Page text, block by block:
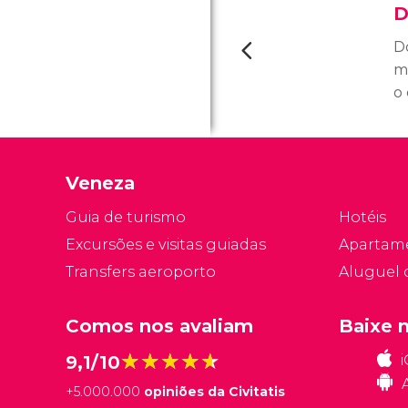
o
Veneza
Guia de turismo
Excursões e visitas guiadas
Transfers aeroporto
Hotéis
Aluguel
Comos nos avaliam
9,1/10★★★★★
★★★★★
+5.000.000 opiniões da Civitatis
Baixe